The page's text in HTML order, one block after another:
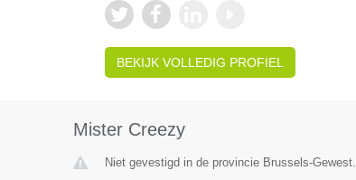
BEKIJK VOLLEDIG PROFIEL
Mister Creezy
Niet gevestigd in de provincie Brussels-Gewest.